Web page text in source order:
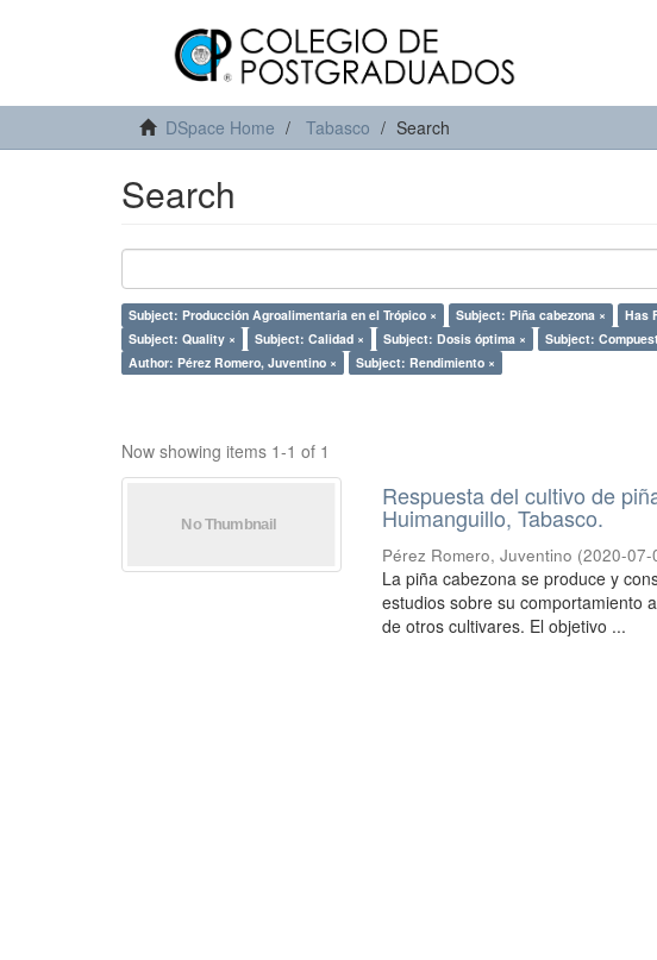
DSpace Home Tabasco Search
Search
Subject: Producción Agroalimentaria en el Trópico × Subject: Piña cabezona × Has
Subject: Quality ×
Subject: Calidad × Subject: Dosis óptima × Subject:
Author: Pérez Romero, Juventino ×
Subject: Rendimiento ×
Now showing items 1-1 of 1
Respuesta del cultivo de
Huimanguillo, Tabasco.
Pérez Romero, Juventino (2020-07-
La piña cabezona se produce y
estudios sobre su comportamiento
de otros cultivares. El objetivo ...